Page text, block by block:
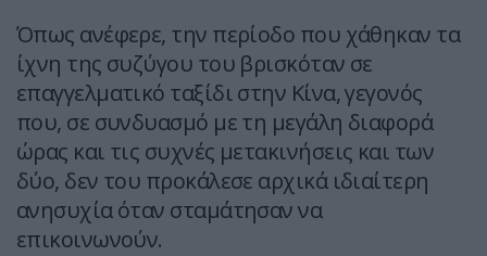
Όπως ανέφερε, την περίοδο που χάθηκαν τα
ίχνη της συζύγου του βρισκόταν σε
επαγγελματικό ταξίδι στην Κίνα, γεγονός
που, σε συνδυασμό με τη μεγάλη διαφορά
ώρας και τις συχνές μετακινήσεις και των
δύο, δεν του προκάλεσε αρχικά ιδιαίτερη
ανησυχία όταν σταμάτησαν να
επικοινωνούν.